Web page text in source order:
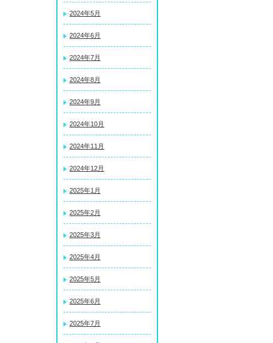
2024年5月
2024年6月
2024年7月
2024年8月
2024年9月
2024年10月
2024年11月
2024年12月
2025年1月
2025年2月
2025年3月
2025年4月
2025年5月
2025年6月
2025年7月